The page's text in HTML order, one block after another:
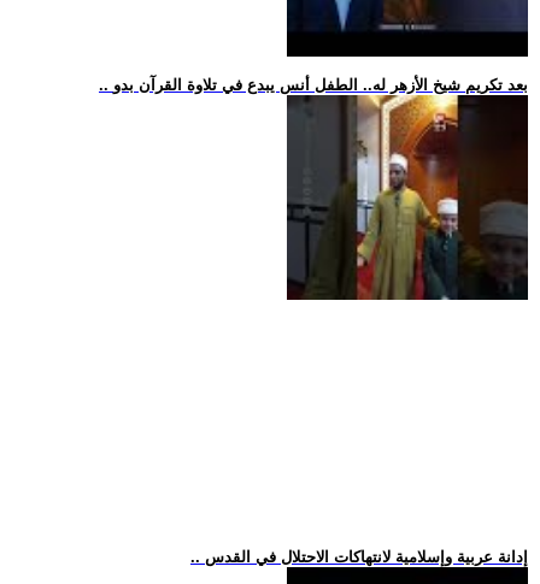
.. بعد تكريم شيخ الأزهر له.. الطفل أنس يبدع في تلاوة القرآن بدو
.. إدانة عربية وإسلامية لانتهاكات الاحتلال في القدس